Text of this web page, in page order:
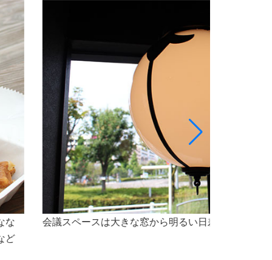
最大5名様程のスペースで、会議をご利用いただけ